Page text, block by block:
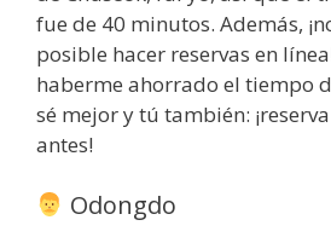
fue de 40 minutos. Además,
posible hacer reservas en
haberme ahorrado el tiempo
sé mejor y tú también:
antes!
Odongdo